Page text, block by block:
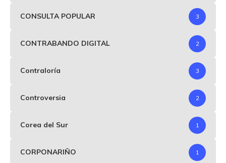
CONSULTA POPULAR 3
CONTRABANDO DIGITAL 2
Contraloría 3
Controversia 2
Corea del Sur 1
CORPONARIÑO 1